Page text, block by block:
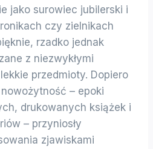
jako surowiec jubilerski i
czy zielnikach
rzadko jednak
z niezwykłymi
przedmioty. Dopiero
– epoki
drukowanych książek i
– przyniosły
zjawiskami